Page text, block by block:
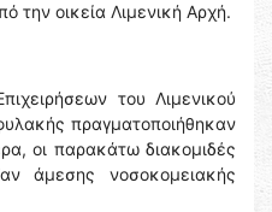
την οικεία Λιμενική Αρχή.
του Λιμενικού
πραγματοποιήθηκαν
οι παρακάτω διακομιδές
άμεσης νοσοκομειακής